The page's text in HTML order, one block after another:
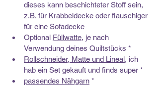
dieses kann beschichteter Stoff sein,
z.B. für Krabbeldecke oder flauschiger
für eine Sofadecke
Optional Füllwatte, je nach
Verwendung deines Quiltstücks *
Rollschneider, Matte und Lineal, ich
hab ein Set gekauft und finds super *
passendes Nähgarn *